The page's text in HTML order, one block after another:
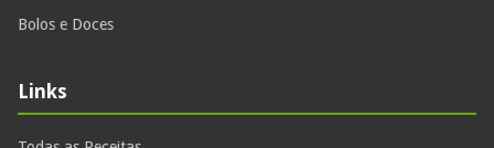
Bolos e Doces
Links